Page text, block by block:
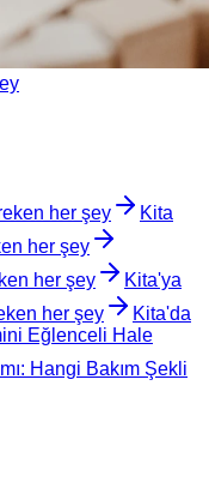
her şey
Kita
her şey
her şey
Kita'ya
her şey
Kita'da
Eğlenceli Hale
Hangi Bakım Şekli